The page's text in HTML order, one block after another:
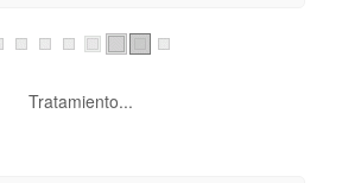
Tratamiento...